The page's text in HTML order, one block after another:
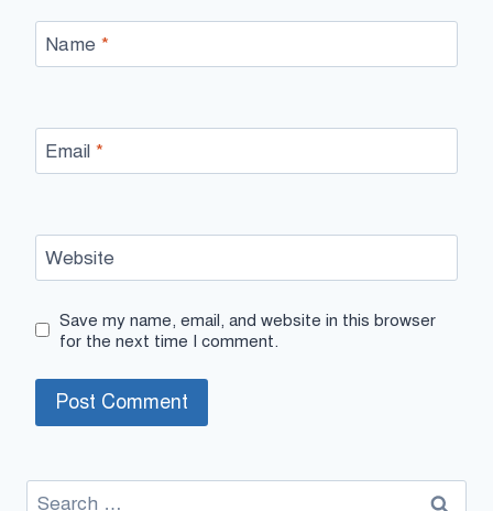
Name *
Email *
Website
Save my name, email, and website in this browser
for the next time I comment.
Search